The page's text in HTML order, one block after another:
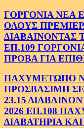
ΓΟΡΓΟΝΙΑ ΝΕΑ
ΟΛΟΥΣ
ΔΙΑΒΑΙΝΟΝΤΑΣ
ΕΠ.109
ΠΡΟΒΑ ΓΙΑ
ΠΑΧΥΜΕΤΩΠΟ
ΠΡΟΣΒΑΣΙΜΗ
23.15
2026 ΕΠ.108
ΔΙΑΒΑΤΗΡΙΑ